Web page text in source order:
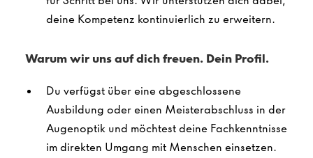
deine Kompetenz kontinuierlich zu erweitern.
Warum wir uns auf dich freuen. Dein Profil.
Du verfügst über eine abgeschlossene
Ausbildung oder einen Meisterabschluss in der
Augenoptik und möchtest deine Fachkenntnisse
im direkten Umgang mit Menschen einsetzen.